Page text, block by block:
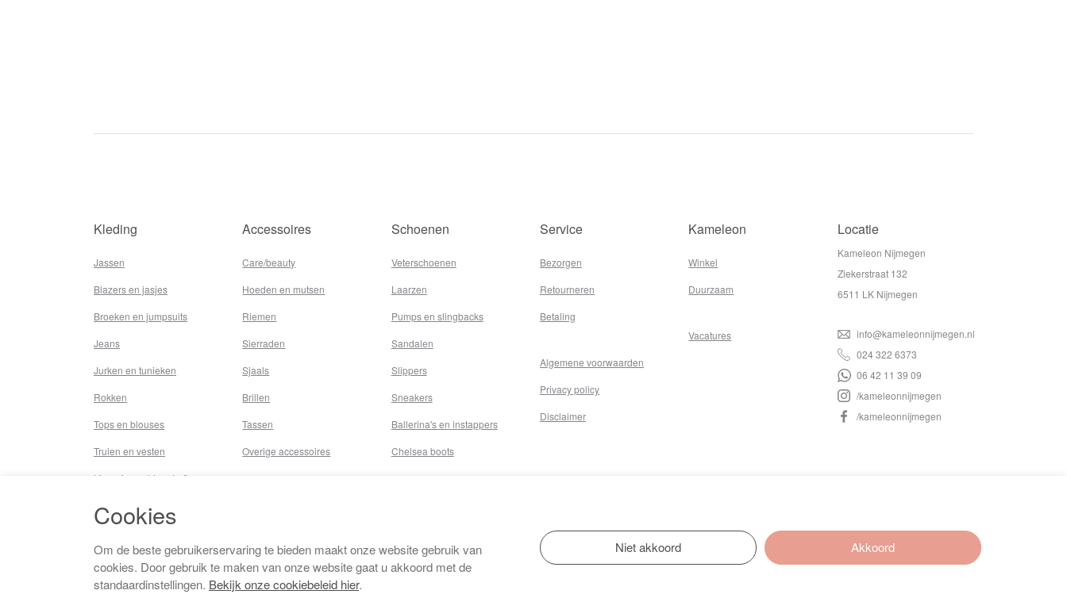
Kleding
Jassen
Blazers en jasjes
Broeken en jumpsuits
Jeans
Jurken en tunieken
Rokken
Tops en blouses
Truien en vesten
Lingerie,nachtmode &
Badkleding
Beenmode
Vermaakkosten
Accessoires
Care/beauty
Hoeden en mutsen
Riemen
Sierraden
Sjaals
Brillen
Tassen
Overige accessoires
Schoenen
Veterschoenen
Laarzen
Pumps en slingbacks
Sandalen
Slippers
Sneakers
Ballerina's en instappers
Chelsea boots
Service
Bezorgen
Retourneren
Betaling
Algemene voorwaarden
Privacy policy
Disclaimer
Kameleon
Winkel
Duurzaam
Vacatures
Locatie
Kameleon Nijmegen
Ziekerstraat 132
6511 LK Nijmegen
info@kameleonnijmegen.nl
024 322 6373
06 42 11 39 09
/kameleonnijmegen
/kameleonnijmegen
Cookies
Om de beste gebruikerservaring te bieden maakt onze website gebruik van
cookies. Door gebruik te maken van onze website gaat u akkoord met de
standaardinstellingen. Bekijk onze cookiebeleid hier.